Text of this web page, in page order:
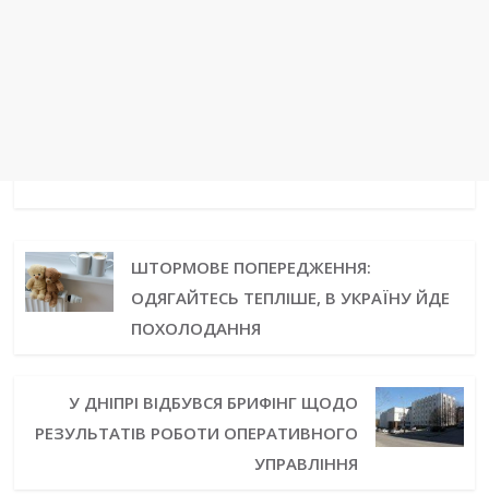
ШТОРМОВЕ ПОПЕРЕДЖЕННЯ:
ОДЯГАЙТЕСЬ ТЕПЛІШЕ, В УКРАЇНУ ЙДЕ
ПОХОЛОДАННЯ
У ДНІПРІ ВІДБУВСЯ БРИФІНГ ЩОДО
РЕЗУЛЬТАТІВ РОБОТИ ОПЕРАТИВНОГО
УПРАВЛІННЯ